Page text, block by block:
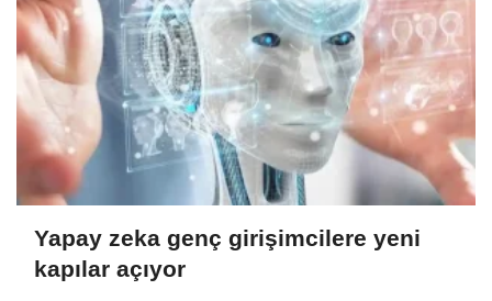
Yapay zeka genç girişimcilere yeni
kapılar açıyor